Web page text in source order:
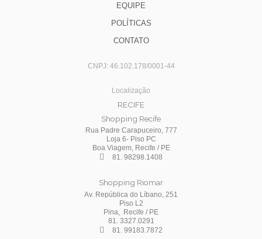
EQUIPE
POLÍTICAS
CONTATO
CNPJ: 46.102.178/0001-44
Localização
RECIFE
Shopping Recife
Rua Padre Carapuceiro, 777
Loja 6- Piso PC
Boa Viagem, Recife / PE
81. 98298.1408
Shopping Riomar
Av. República do Líbano, 251
Piso L2
Pina, Recife / PE
81. 3327.0291
81. 99183.7872